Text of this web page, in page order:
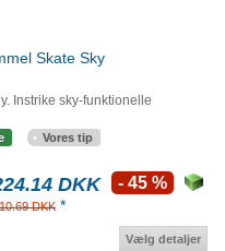
Skate Sky
Instrike sky-funktionelle
Vores tip
DKK
DKK *
- 45 %
Vælg detaljer